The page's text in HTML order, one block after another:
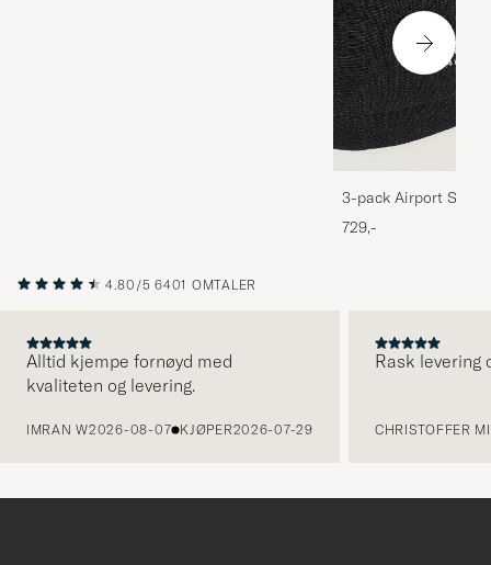
3-pack Airport
Melange
729,-
4.80/5 6401 OMTALER
Alltid kjempe fornøyd med
kvaliteten og levering.
IMRAN W2026-08-07 KJØPER2026-07-29
Rask levering
CHRISTOFFER